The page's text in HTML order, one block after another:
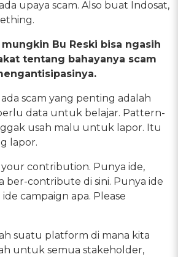
upaya scam. Also buat Indosat,
Bu Reski bisa ngasih
tentang bahayanya scam
scam yang penting adalah
data untuk belajar. Pattern-
usah malu untuk lapor. Itu
lapor.
contribution. Punya ide,
ber-contribute di sini. Punya ide
campaign apa. Please
suatu platform di mana kita
untuk semua stakeholder,